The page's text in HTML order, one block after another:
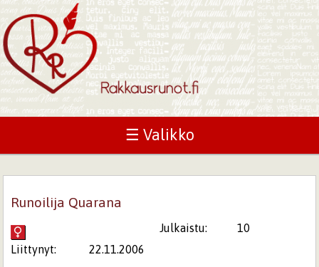
☰ Valikko
Runoilija Quarana
Julkaistu:
10
Liittynyt:
22.11.2006